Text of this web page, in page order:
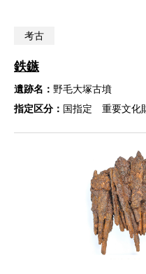
考古
鉄鏃
遺跡名： 野毛大塚古墳
指定区分： 国指定 重要文化